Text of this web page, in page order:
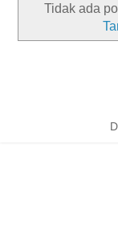
Tidak ada